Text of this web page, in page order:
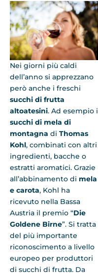
Nei giorni più caldi
dell’anno si apprezzano
però anche i freschi
succhi di frutta
altoatesini. Ad esempio i
succhi di mela di
montagna di Thomas
Kohl, combinati con altri
ingredienti, bacche o
estratti aromatici. Grazie
all’abbinamento di mela
e carota, Kohl ha
ricevuto nella Bassa
Austria il premio “Die
Goldene Birne”. Si tratta
del più importante
riconoscimento a livello
europeo per produttori
di succhi di frutta. Da